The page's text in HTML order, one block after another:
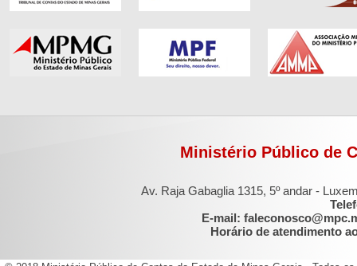
Ministério Público de
Av. Raja Gabaglia 1315, 5º andar -
E-mail:
Horário de atendimento